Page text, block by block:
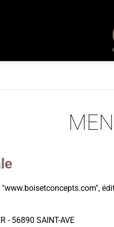
- 56890 SAINT-AVE